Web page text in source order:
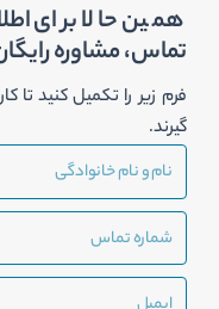
همین حالا برای
تماس، مشاوره
فرم زیر را تکمیل کنید
گیرند.
نام
و
نام
خانوادگی
شماره
تماس
ایمیل